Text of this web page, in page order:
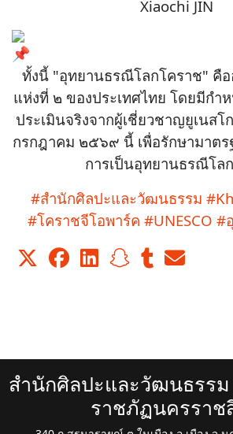
Xiaochi JIN
ทั้งนี้ "อุทยานธรณีโลกโคราช" คื
แห่งที่ ๒ ของประเทศไทย โดยมีกำ
ประเมินจริงจากผู้เชี่ยวชาญยูเนส
กรกฎาคม ๒๕๖๙ นี้ เพื่อรักษามาตร
การเป็นอุทยานธรณีโล
#สำนักศิลปะและวัฒนธรรม
#โคราชจีโอพาร์ค #UNESCO #
สำนักศิลปะและวัฒนธรร
ราชภัฏนครราช